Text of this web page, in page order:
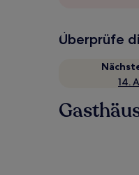
Überprüfe
14.